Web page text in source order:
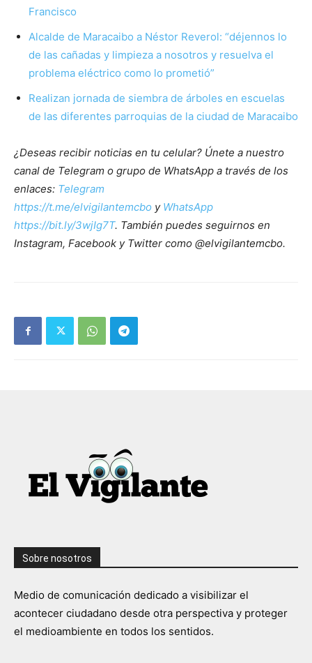
Francisco
Alcalde de Maracaibo a Néstor Reverol: “déjennos lo
de las cañadas y limpieza a nosotros y resuelva el
problema eléctrico como lo prometió”
Realizan jornada de siembra de árboles en escuelas
de las diferentes parroquias de la ciudad de Maracaibo
¿Deseas recibir noticias en tu celular? Únete a nuestro
canal de Telegram o grupo de WhatsApp a través de los
enlaces: Telegram
https://t.me/elvigilantemcbo y WhatsApp
https://bit.ly/3wjIg7T. También puedes seguirnos en
Instagram, Facebook y Twitter como @elvigilantemcbo.
Sobre nosotros
Medio de comunicación dedicado a visibilizar el
acontecer ciudadano desde otra perspectiva y proteger
el medioambiente en todos los sentidos.